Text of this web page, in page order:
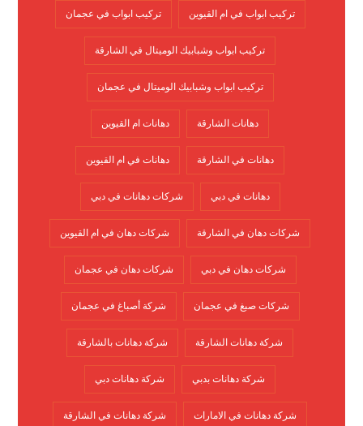
تركيب ابواب في ام القيوين تركيب ابواب في عجمان
تركيب ابواب وشبابيك الوميتال في الشارقة
تركيب ابواب وشبابيك الوميتال في عجمان
دهانات الشارقة دهانات ام القيوين
دهانات في الشارقة دهانات في ام القيوين
دهانات في دبي شركات دهانات في دبي
شركات دهان في الشارقة شركات دهان في ام القيوين
شركات دهان في دبي شركات دهان في عجمان
شركات صبغ في عجمان شركة أصباغ في عجمان
شركة دهانات الشارقة شركة دهانات بالشارقة
شركة دهانات بدبي شركة دهانات دبي
شركة دهانات في الامارات شركة دهانات في الشارقة